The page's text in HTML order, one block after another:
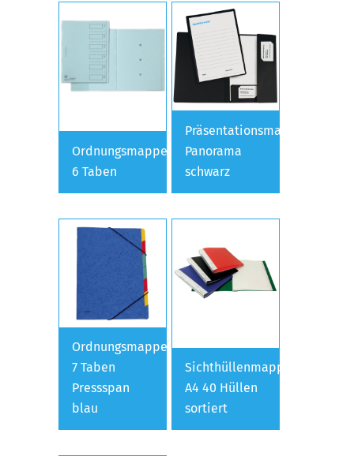
Ordnungsmappe
6 Taben
Präsentationsmappe
Panorama
schwarz
Ordnungsmappe
7 Taben
Pressspan
blau
Sichthüllenmappe
A4 40 Hüllen
sortiert